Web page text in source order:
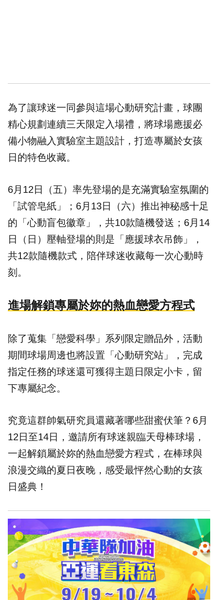
為了讓球迷一同參與這場心動研究計畫，球團
精心規劃連續三天限定入場禮，將球場應援必
備小物融入實驗室主題設計，打造專屬於女孩
日的特色收藏。
6月12日（五）率先登場的是充滿實驗室氛圍的
「試管皂紙」；6月13日（六）推出神秘感十足
的「心動盲包徽章」，共10款隨機發送；6月14
日（日）壓軸登場的則是「應援球衣吊飾」，
共12款隨機款式，陪伴球迷收藏每一次心動時
刻。
進場解鎖專屬於妳的熱血戀愛方程式
除了蒐集「戀愛科學」系列限定贈品外，活動
期間球場周邊也將設置「心動研究站」，完成
指定任務的球迷還可獲得主題日 限定小卡，留
下專屬紀念。
究竟這群帥氣研究員還藏著哪些甜蜜伏筆？6月
12日至14日，邀請所有球迷親臨天母棒球場，
一起解鎖屬於妳的熱血戀愛方程式，在棒球與
浪漫交織的夏日夜晚，感受最怦然心動的女孩
日盛典！